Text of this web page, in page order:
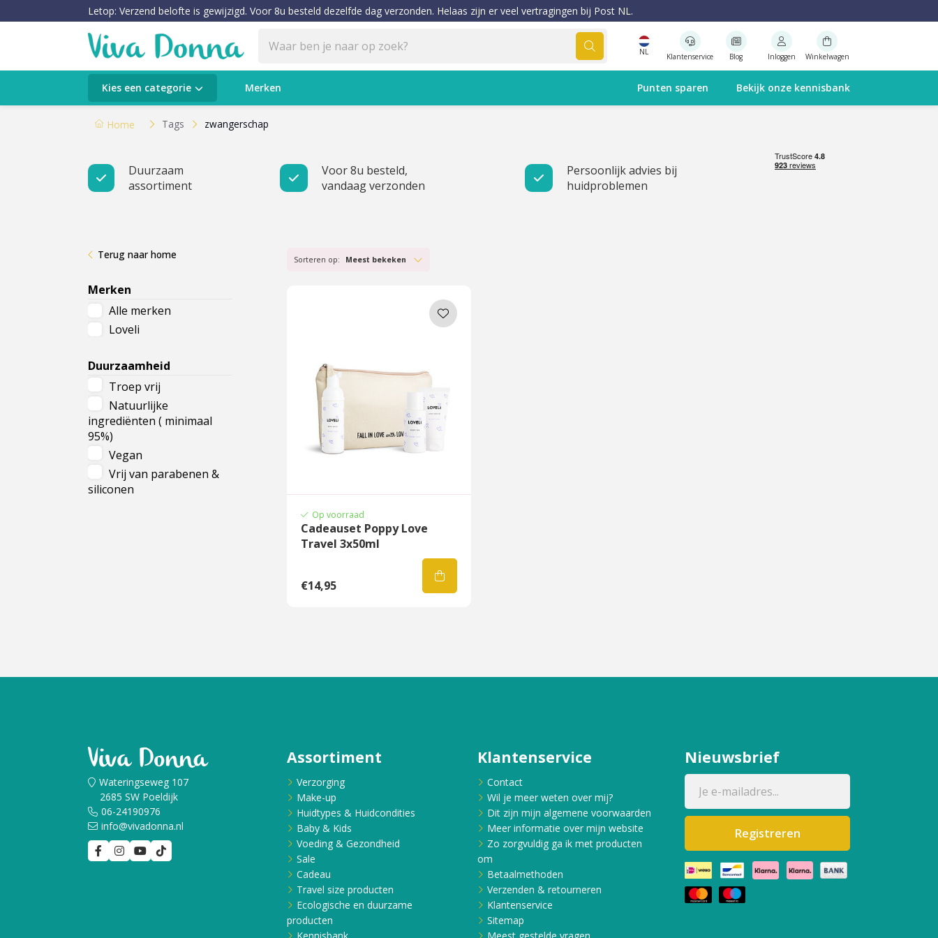
Letop: Verzend belofte is gewijzigd. Voor 8u besteld dezelfde dag verzonden. Helaas zijn er veel vertragingen bij Post NL.
NL Klantenservice Blog Inloggen Winkelwagen
Kies een categorie Merken Punten sparen Bekijk onze kennisbank
Categorieën
Verzorging
Huidtypes & Huidcondities
Voeding & Gezondheid
Cadeau
Travel size producten
Nieuwe Striplac 2025
Home Tags zwangerschap
Duurzaam
assortiment
Voor 8u besteld,
vandaag verzonden
Persoonlijk advies bij
huidproblemen
Terug naar home
Merken
Alle merken
Loveli
Duurzaamheid
Troep vrij
Natuurlijke
ingrediënten ( minimaal
95%)
Vegan
Vrij van parabenen &
siliconen
Sorteren op: Meest bekeken
Op voorraad
Cadeauset Poppy Love
Travel 3x50ml
€14,95
Wateringseweg 107
2685 SW Poeldijk
06-24190976
info@vivadonna.nl
Assortiment
Verzorging
Make-up
Huidtypes & Huidcondities
Baby & Kids
Voeding & Gezondheid
Sale
Cadeau
Travel size producten
Ecologische en duurzame
producten
Klantenservice
Contact
Wil je meer weten over mij?
Dit zijn mijn algemene voorwaarden
Meer informatie over mijn website
Zo zorgvuldig ga ik met producten
om
Betaalmethoden
Verzenden & retourneren
Klantenservice
Sitemap
Nieuwsbrief
Registreren